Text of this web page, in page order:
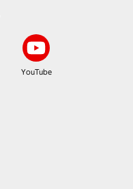
YouTube